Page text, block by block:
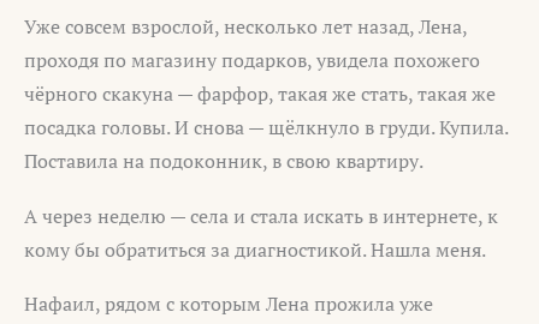
Уже совсем взрослой, несколько лет назад, Лена,
проходя по магазину подарков, увидела похожего
чёрного скакуна — фарфор, такая же стать, такая же
посадка головы. И снова — щёлкнуло в груди. Купила.
Поставила на подоконник, в свою квартиру.
А через неделю — села и стала искать в интернете, к
кому бы обратиться за диагностикой. Нашла меня.
Нафаил, рядом с которым Лена прожила уже